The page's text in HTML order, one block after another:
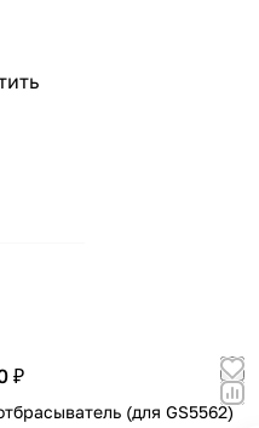
₽
(для GS5562)